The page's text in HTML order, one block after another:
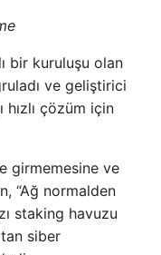
bir kuruluşu olan
ve geliştirici
hızlı çözüm için
girmemesine ve
“Ağ normalden
staking havuzu
siber